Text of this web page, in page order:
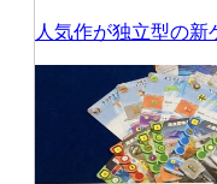
人気作が独立型の新